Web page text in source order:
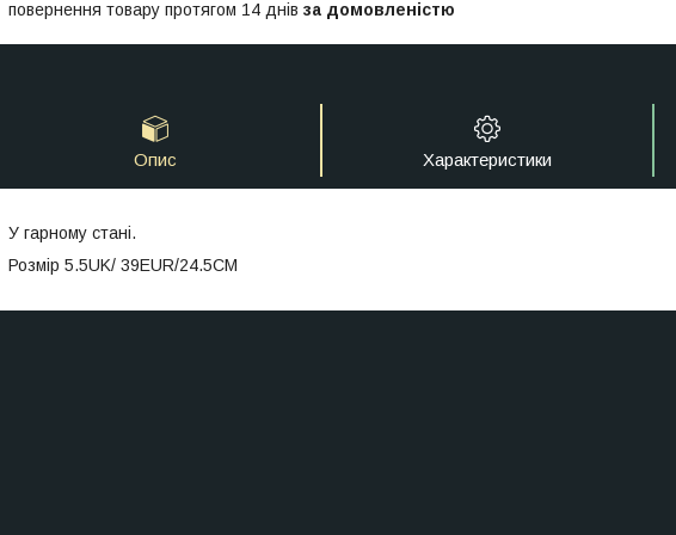
повернення товару протягом 14 днів за домовленістю
Опис Характеристики
У гарному стані.
Розмір 5.5UK/ 39EUR/24.5CM